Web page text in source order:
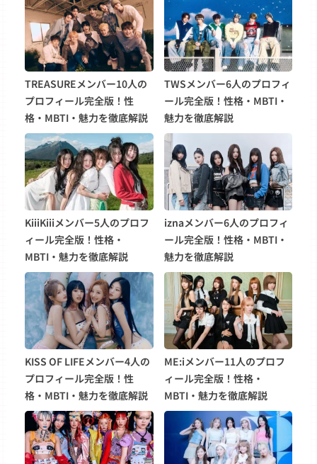
TREASUREメンバー10人の
プロフィール完全版！性
格・MBTI・魅力を徹底解説
TWSメンバー6人のプロフィ
ール完全版！性格・MBTI・
魅力を徹底解説
KiiiKiiiメンバー5人のプロフ
ィール完全版！性格・
MBTI・魅力を徹底解説
iznaメンバー6人のプロフィ
ール完全版！性格・MBTI・
魅力を徹底解説
KISS OF LIFEメンバー4人の
プロフィール完全版！性
格・MBTI・魅力を徹底解説
ME:iメンバー11人のプロフ
ィール完全版！性格・
MBTI・魅力を徹底解説